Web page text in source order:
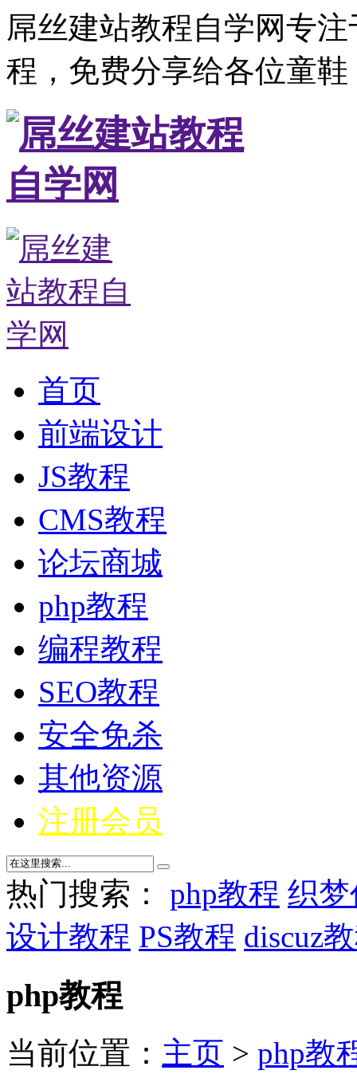
屌丝建站教程自学网专
程，免费分享给各位童
首页
前端设计
JS教程
CMS教程
论坛商城
php教程
编程教程
SEO教程
安全免杀
其他资源
注册会员
热门搜索： php教程 织
设计教程 PS教程 discuz
php教程
当前位置： 主页 > php教